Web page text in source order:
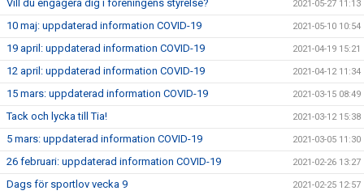
Vill du engagera dig i föreningens styrelse? 2021-05-27 11:13
10 maj: uppdaterad information COVID-19 2021-05-10 10:54
19 april: uppdaterad information COVID-19 2021-04-19 15:21
12 april: uppdaterad information COVID-19 2021-04-12 11:34
15 mars: uppdaterad information COVID-19 2021-03-15 08:49
Tack och lycka till Tia! 2021-03-12 15:38
5 mars: uppdaterad information COVID-19 2021-03-05 11:30
26 februari: uppdaterad information COVID-19 2021-02-26 13:27
Dags för sportlov vecka 9 2021-02-25 12:57